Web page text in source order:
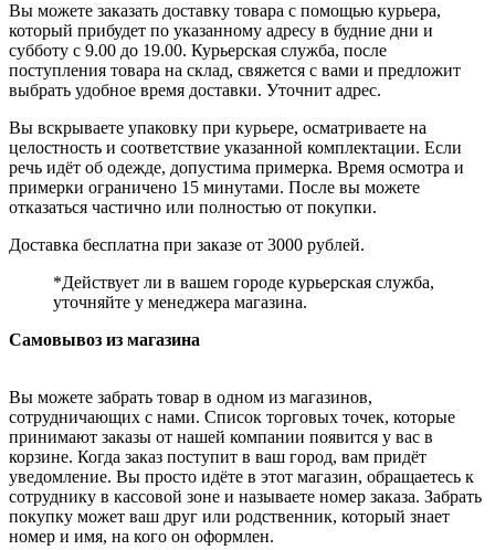
Вы можете заказать доставку товара с помощью курьера,
который прибудет по указанному адресу в будние дни и
субботу с 9.00 до 19.00. Курьерская служба, после
поступления товара на склад, свяжется с вами и предложит
выбрать удобное время доставки. Уточнит адрес.
Вы вскрываете упаковку при курьере, осматриваете на
целостность и соответствие указанной комплектации. Если
речь идёт об одежде, допустима примерка. Время осмотра и
примерки ограничено 15 минутами. После вы можете
отказаться частично или полностью от покупки.
Доставка бесплатна при заказе от 3000 рублей.
*Действует ли в вашем городе курьерская служба,
уточняйте у менеджера магазина.
Самовывоз из магазина
Вы можете забрать товар в одном из магазинов,
сотрудничающих с нами. Список торговых точек, которые
принимают заказы от нашей компании появится у вас в
корзине. Когда заказ поступит в ваш город, вам придёт
уведомление. Вы просто идёте в этот магазин, обращаетесь к
сотруднику в кассовой зоне и называете номер заказа. Забрать
покупку может ваш друг или родственник, который знает
номер и имя, на кого он оформлен.